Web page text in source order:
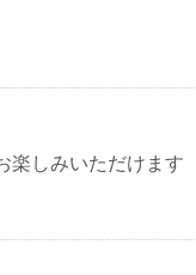
楽しみいただけます